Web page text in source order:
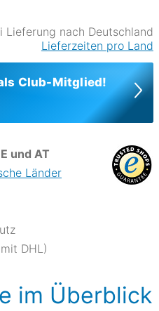
Lieferung nach Deutschland
Lieferzeiten pro Land
Club-Mitglied!
und AT
Länder
DHL)
im Überblick